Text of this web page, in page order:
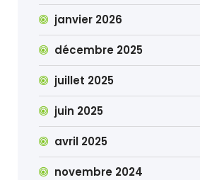
janvier 2026
décembre 2025
juillet 2025
juin 2025
avril 2025
novembre 2024